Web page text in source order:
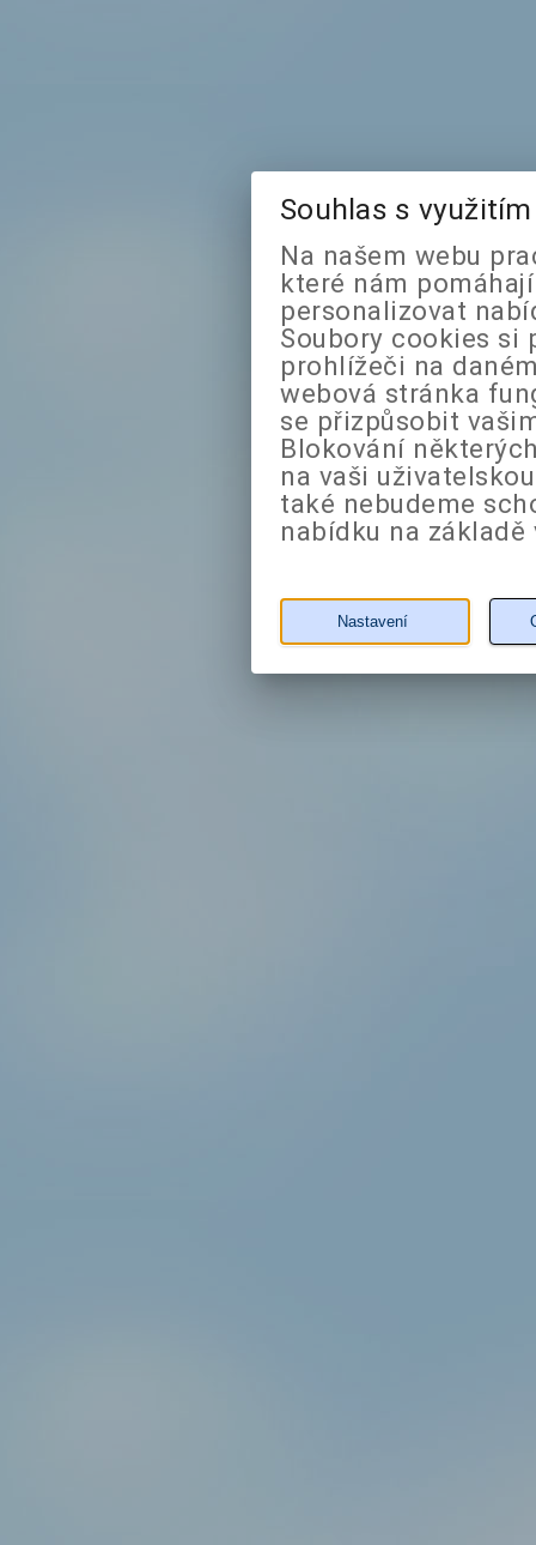
Souhlas s
Na našem webu
které nám
personalizovat
Soubory cookies si
prohlížeči na
webová stránka
se přizpůsobit
Blokování
na vaši
také nebudeme
nabídku na
Nastavení